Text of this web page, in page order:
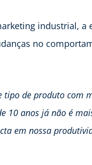
industrial, a
no
tipo de produto com
10 anos já não é
em nossa